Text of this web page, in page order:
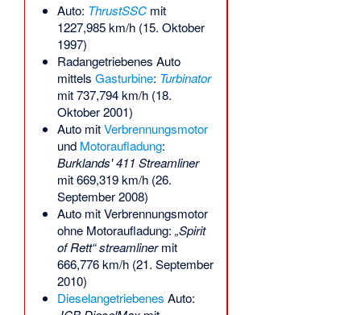
Auto: ThrustSSCmit
1227,985 km/h (15. Oktober
1997)
Radangetriebenes Auto
mittels Gasturbine: Turbinator
mit 737,794 km/h (18.
Oktober 2001)
Auto mitVerbrennungsmotor
und Motoraufladung:
Burklands' 411 Streamliner
mit 669,319 km/h (26.
September 2008)
Auto mit Verbrennungsmotor
ohne Motoraufladung: „Spirit
of Rett“ streamlinermit
666,776 km/h (21. September
2010)
Dieselangetriebenes Auto: